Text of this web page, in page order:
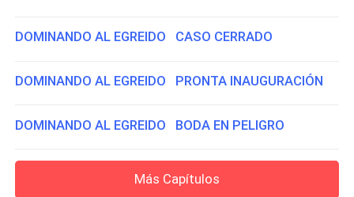
DOMINANDO AL EGREIDO CASO CERRADO
DOMINANDO AL EGREIDO PRONTA INAUGURACIÓN
DOMINANDO AL EGREIDO BODA EN PELIGRO
Más Capítulos